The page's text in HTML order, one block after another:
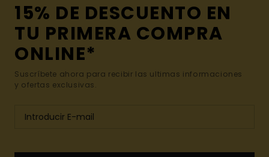
15% DE DESCUENTO EN
TU PRIMERA COMPRA
ONLINE*
Suscríbete ahora para recibir las ultimas informaciones
y ofertas exclusivas.